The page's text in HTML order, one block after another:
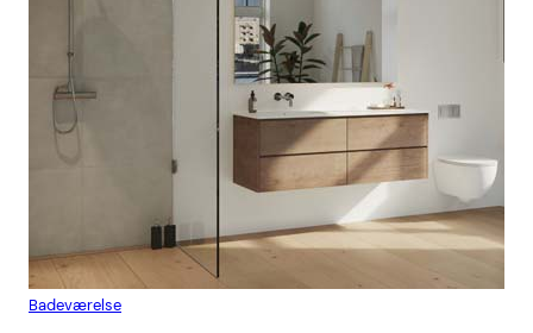
Badeværelse